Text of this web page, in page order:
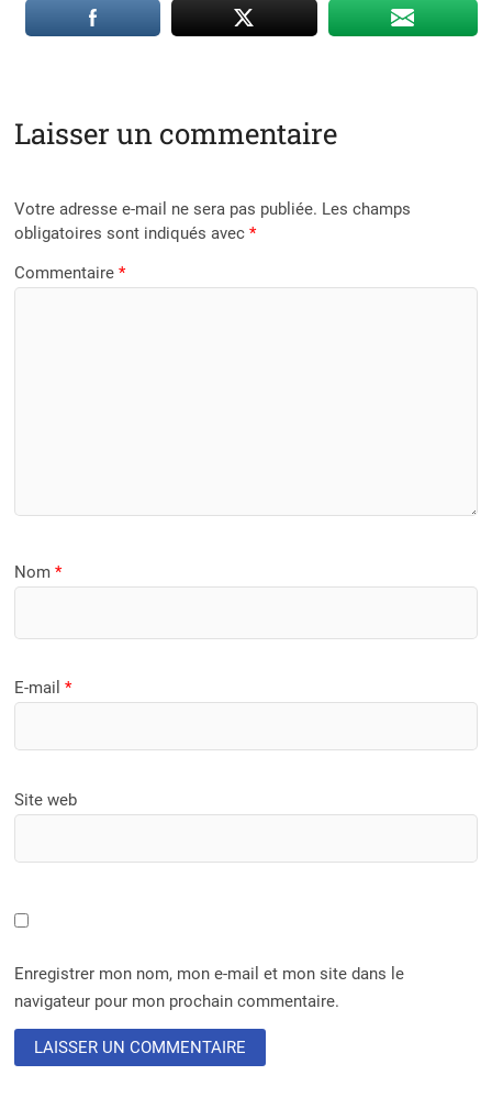
Laisser un commentaire
Votre adresse e-mail ne sera pas publiée. Les champs
obligatoires sont indiqués avec*
Commentaire*
Nom*
E-mail*
Site web
Enregistrer mon nom, mon e-mail et mon site dans le
navigateur pour mon prochain commentaire.